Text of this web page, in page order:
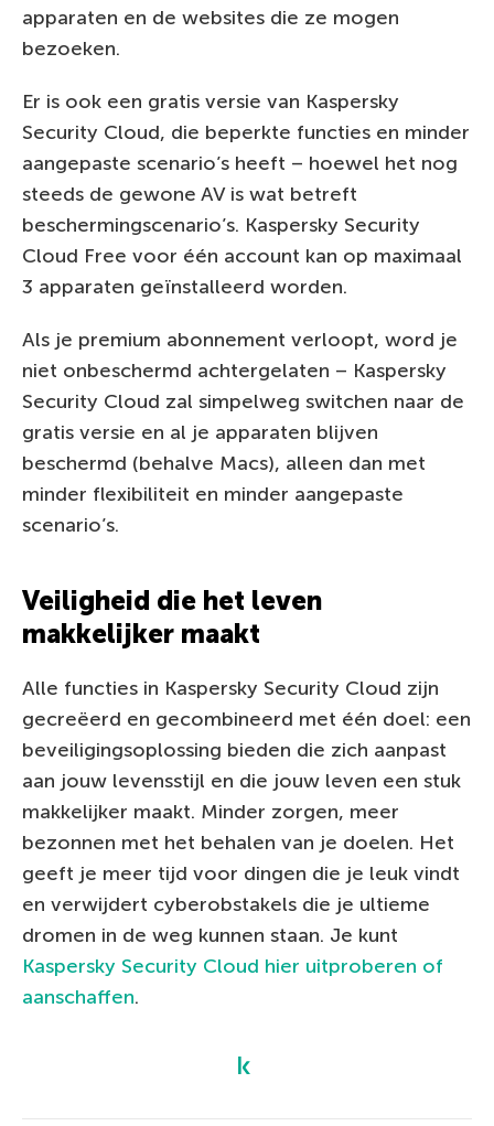
apparaten en de websites die ze mogen
bezoeken.
Er is ook een gratis versie van Kaspersky
Security Cloud, die beperkte functies en minder
aangepaste scenario’s heeft – hoewel het nog
steeds de gewone AV is wat betreft
beschermingscenario’s. Kaspersky Security
Cloud Free voor één account kan op maximaal
3 apparaten geïnstalleerd worden.
Als je premium abonnement verloopt, word je
niet onbeschermd achtergelaten – Kaspersky
Security Cloud zal simpelweg switchen naar de
gratis versie en al je apparaten blijven
beschermd (behalve Macs), alleen dan met
minder flexibiliteit en minder aangepaste
scenario’s.
Veiligheid die het leven
makkelijker maakt
Alle functies in Kaspersky Security Cloud zijn
gecreëerd en gecombineerd met één doel: een
beveiligingsoplossing bieden die zich aanpast
aan jouw levensstijl en die jouw leven een stuk
makkelijker maakt. Minder zorgen, meer
bezonnen met het behalen van je doelen. Het
geeft je meer tijd voor dingen die je leuk vindt
en verwijdert cyberobstakels die je ultieme
dromen in de weg kunnen staan. Je kunt
Kaspersky Security Cloud hier uitproberen of
aanschaffen.